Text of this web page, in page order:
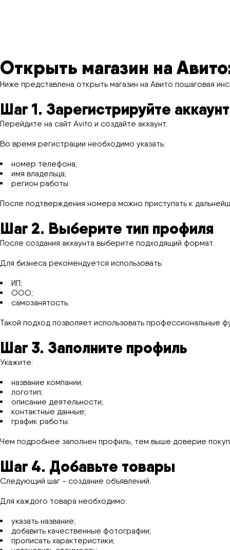
Открыть магазин на
Ниже представлена открыть магазин на Авито пошаговая
Шаг 1. Зарегистрируйте аккаунт
Перейдите на сайт Avito и создайте аккаунт.
Во время регистрации необходимо указать:
номер телефона;
имя владельца;
регион работы.
После подтверждения номера можно приступать к
Шаг 2. Выберите тип профиля
После создания аккаунта выберите подходящий формат.
Для бизнеса рекомендуется использовать:
ИП;
ООО;
самозанятость.
Такой подход позволяет использовать профессиональные
Шаг 3. Заполните профиль
Укажите:
название компании;
логотип;
описание деятельности;
контактные данные;
график работы.
Чем подробнее заполнен профиль, тем выше доверие
Шаг 4. Добавьте товары
Следующий шаг - создание объявлений.
Для каждого товара необходимо:
указать название;
добавить качественные фотографии;
прописать характеристики;